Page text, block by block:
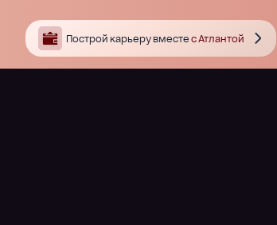
Построй карьеру вместе с Атлантой